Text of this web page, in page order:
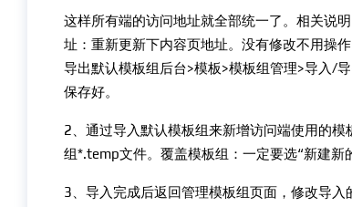
这样所有端的访问地址就全部统一了。相关说
址：重新更新下内容页地址。没有修改不用操
导出默认模板组后台>模板>模板组管理>导入/
保存好。
2、通过导入默认模板组来新增访问端使用的
组*.temp文件。覆盖模板组：一定要选“新建新
3、导入完成后返回管理模板组页面，修改导入